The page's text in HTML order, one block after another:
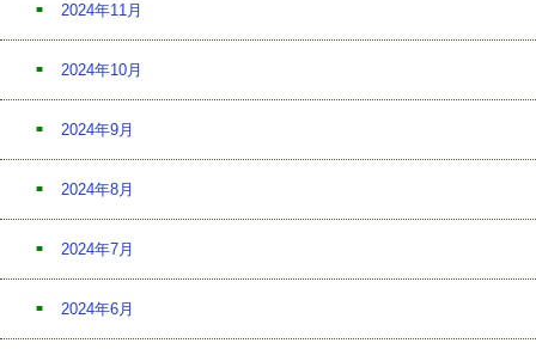
2024年11月
2024年10月
2024年9月
2024年8月
2024年7月
2024年6月